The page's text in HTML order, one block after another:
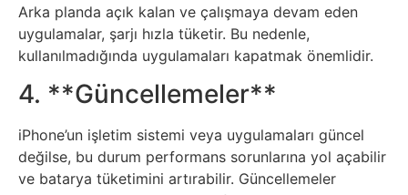
Hobi
Hosting
Hukuk
İnstagram
Arka planda açık kalan ve çalışmaya devam eden
uygulamalar, şarjı hızla tüketir. Bu nedenle,
kullanılmadığında uygulamaları kapatmak önemlidir.
4. **Güncellemeler**
iPhone’un işletim sistemi veya uygulamaları güncel
değilse, bu durum performans sorunlarına yol açabilir
ve batarya tüketimini artırabilir. Güncellemeler